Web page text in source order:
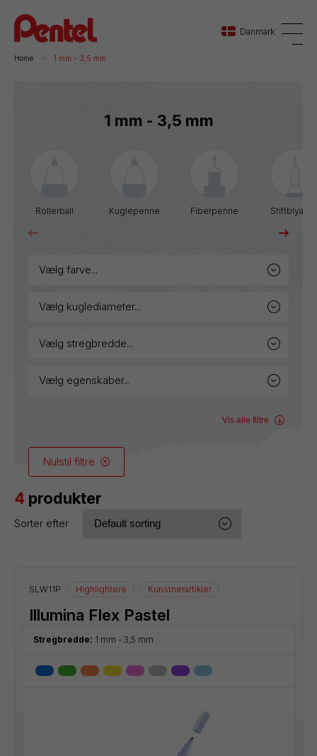
Danmark
Home 1 mm - 3,5 mm
1 mm - 3,5 mm
Rollerball Kuglepenne Fiberpenne
vælg farve...
vælg kuglediameter...
vælg stregbredde...
vælg egenskaber...
Vis alle filtre
Nulstil filtre
4 produkter
Sorter efter
SLW11P Highlightere Kunstnerartikler
Illumina Flex Pastel
Stregbredde: 1 mm - 3,5 mm